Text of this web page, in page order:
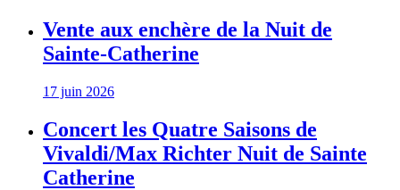
Vente aux enchère de la Nuit de
Sainte-Catherine
17 juin 2026
Concert les Quatre Saisons de
Vivaldi/Max Richter Nuit de Sainte
Catherine